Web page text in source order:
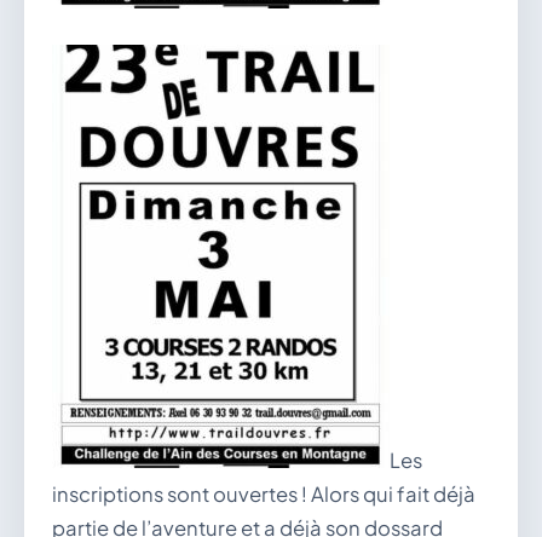
vous.
04 74 38 22 78
mairie@douvres.fr
140 Place de la Babillière, 01500 Douvres
Contacter la mairie
Le guichet des associations
publier une annonce
Les
inscriptions sont ouvertes ! Alors qui fait déjà
partie de l’aventure et a déjà son dossard